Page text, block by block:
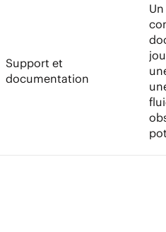
Support et
documentation